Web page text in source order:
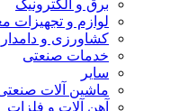
برق و الکترونیک
لوازم و تجهیزات
کشاورزی و
خدمات صنعتی
سایر
ماشین آلات
آهن آلات و فلزات